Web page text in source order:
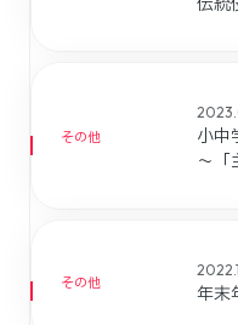
その他
小中
～「
その他 年末